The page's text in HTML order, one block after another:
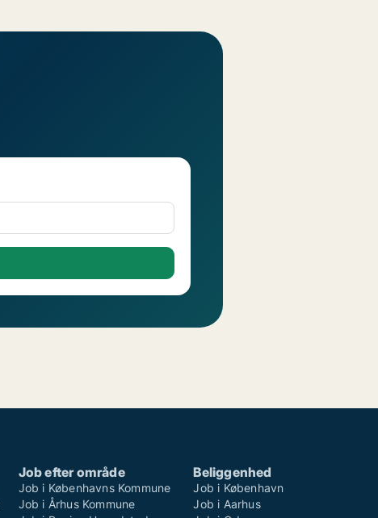
Job efter område
Job i Københavns Kommune
Job i Århus Kommune
Beliggenhed
Job i København
Job i Aarhus